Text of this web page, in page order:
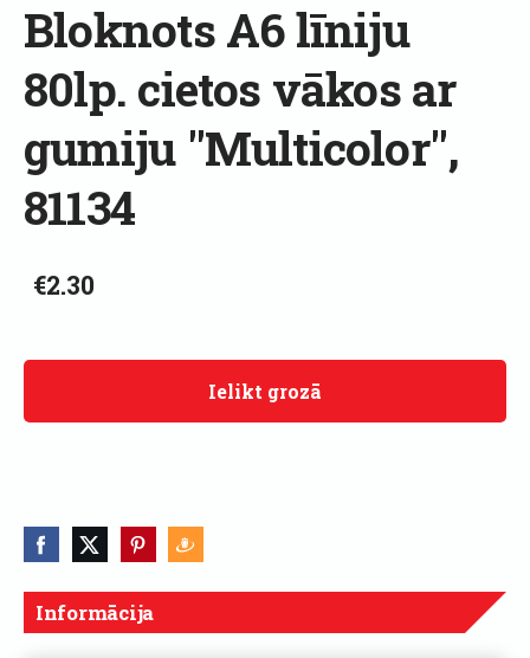
Informācija
Bloknots A6 līniju
80lp. cietos vākos ar
gumiju "Multicolor",
81134
€2.30
Ielikt grozā